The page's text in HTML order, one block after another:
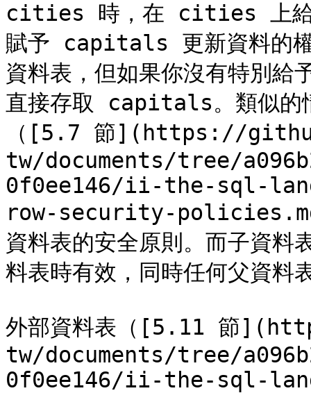
cities 時，在 cities 上給予
賦予 capitals 更新資料的權
資料表，但如果你沒有特別
直接存取 capitals。類似的
（[5.7 節](https://
tw/documents/tree/
0f0ee146/ii-the-sql-
row-security-policies.md)
資料表的安全原則。而子資料
料表時有效，同時任何父資料
外部資料表（[5.11 節
tw/documents/tree/
0f0ee146/ii-the-sql-